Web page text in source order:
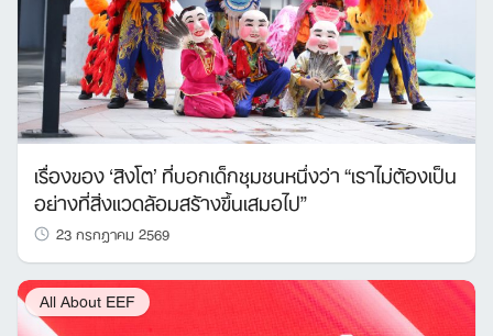
เรื่องของ ‘สิงโต’ ที่บอกเด็กชุมชนหนึ่งว่า “เราไม่ต้องเป็น
อย่างที่สิ่งแวดล้อมสร้างขึ้นเสมอไป”
23 กรกฎาคม 2569
All About EEF